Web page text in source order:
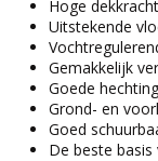
Hoge dekkracht
Uitstekende
Gemakkelijk
Goede
Grond- en
Goed
De beste